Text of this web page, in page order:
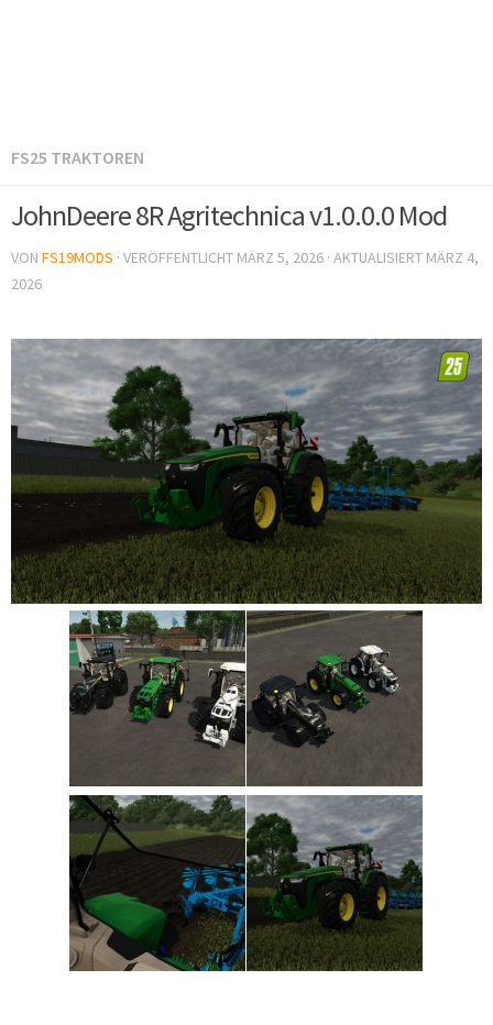
FS25 TRAKTOREN
JohnDeere 8R Agritechnica v1.0.0.0 Mod
VON FS19MODS · VERÖFFENTLICHT MÄRZ 5, 2026 · AKTUALISIERT MÄRZ 4,
2026